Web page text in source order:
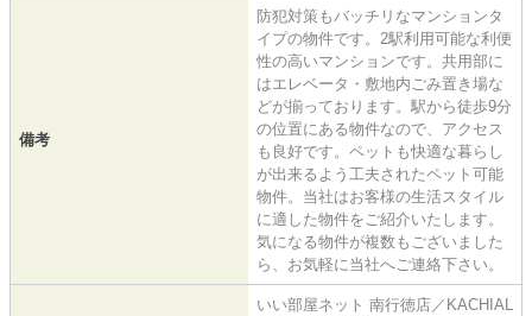
備考
防犯対策もバッチリなマンションタ
イプの物件です。2駅利用可能な利便
性の高いマンションです。共用部に
はエレベータ・敷地内ごみ置き場な
どが揃っております。駅から徒歩9分
の位置にある物件なので、アクセス
も良好です。ペットも快適な暮らし
が出来るよう工夫されたペット可能
物件。当社はお客様の生活スタイル
に適した物件をご紹介いたします。
気になる物件が複数もございました
ら、お気軽に当社へご連絡下さい。
いい部屋ネット 南行徳店／KACHIAL